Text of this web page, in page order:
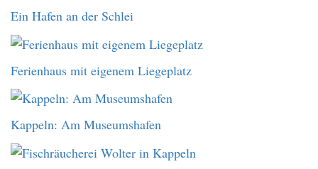
Ein Hafen an der Schlei
Ferienhaus mit eigenem Liegeplatz
Kappeln: Am Museumshafen